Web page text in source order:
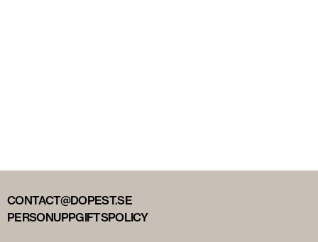
CONTACT@DOPEST.SE
PERSONUPPGIFTSPOLICY